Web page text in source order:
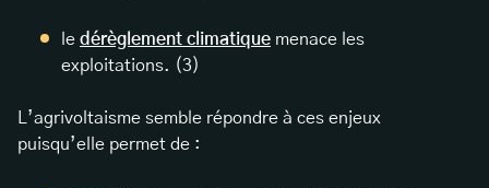
le dérèglement climatique menace les
exploitations. (3)
L’agrivoltaisme semble répondre à ces enjeux
puisqu’elle permet de :